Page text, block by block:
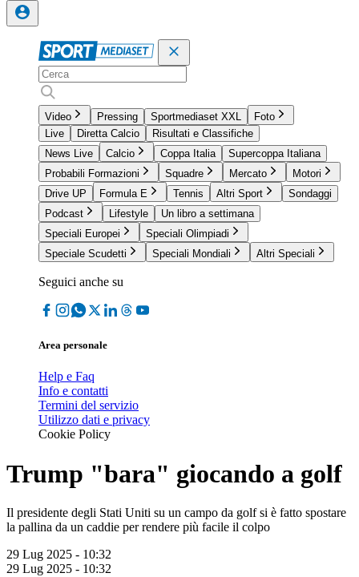
Video Pressing Sportmediaset XXL
Foto
Live
Diretta Calcio
Risultati e Classifiche
News Live
Calcio Coppa Italia
Supercoppa Italiana
Probabili Formazioni
Squadre Mercato
Motori
Drive UP
Formula E Tennis Altri Sport
Sondaggi
Podcast
Lifestyle
Un libro a settimana
Speciali Europei
Speciali Olimpiadi
Speciale Scudetti
Speciali Mondiali Altri Speciali
Seguici anche su
Area personale
Help e Faq
Info e contatti
Termini del servizio
Utilizzo dati e privacy
Cookie Policy
Trump "bara" giocando a golf
Il presidente degli Stati Uniti su un campo da golf si è fatto spostare
la pallina da un caddie per rendere più facile il colpo
29 Lug 2025 - 10:32
29 Lug 2025 - 10:32